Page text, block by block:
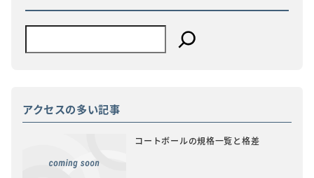
アクセスの多い記事
コートボールの規格一覧と格差